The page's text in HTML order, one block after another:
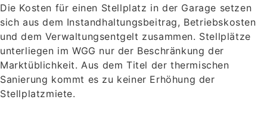
Die Kosten für einen Stellplatz in der Garage setzen
sich aus dem Instandhaltungsbeitrag, Betriebskosten
und dem Verwaltungsentgelt zusammen. Stellplätze
unterliegen im WGG nur der Beschränkung der
Marktüblichkeit. Aus dem Titel der thermischen
Sanierung kommt es zu keiner Erhöhung der
Stellplatzmiete.